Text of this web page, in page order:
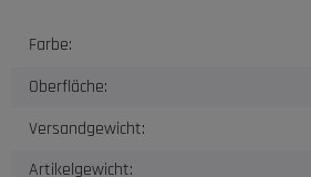
Produkteigenschaft
Wert
Farbe:
Oberfläche:
Versandgewicht:
Artikelgewicht: